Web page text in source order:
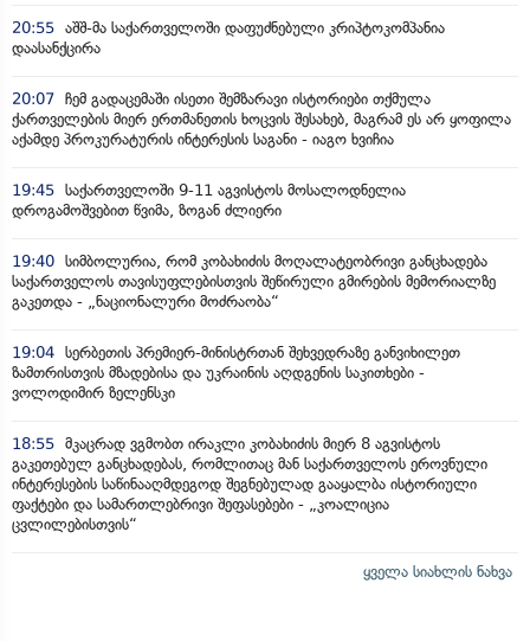
20:55 აშშ-მა საქართველოში დაფუძნებული კრიპტოკომპანია
დაასანქცირა
20:07 ჩემ გადაცემაში ისეთი შემზარავი ისტორიები თქმულა
ქართველების მიერ ერთმანეთის ხოცვის შესახებ, მაგრამ ეს არ ყოფილა
აქამდე პროკურატურის ინტერესის საგანი - იაგო ხვიჩია
19:45 საქართველოში 9-11 აგვისტოს მოსალოდნელია
დროგამოშვებით წვიმა, ზოგან ძლიერი
19:40 სიმბოლურია, რომ კობახიძის მოღალატეობრივი განცხადება
საქართველოს თავისუფლებისთვის შეწირული გმირების მემორიალზე
გაკეთდა - „ნაციონალური მოძრაობა“
19:04 სერბეთის პრემიერ-მინისტრთან შეხვედრაზე განვიხილეთ
ზამთრისთვის მზადებისა და უკრაინის აღდგენის საკითხები -
ვოლოდიმირ ზელენსკი
18:55 მკაცრად ვგმობთ ირაკლი კობახიძის მიერ 8 აგვისტოს
გაკეთებულ განცხადებას, რომლითაც მან საქართველოს ეროვნული
ინტერესების საწინააღმდეგოდ შეგნებულად გააყალბა ისტორიული
ფაქტები და სამართლებრივი შეფასებები - „კოალიცია
ცვლილებისთვის“
ყველა სიახლის ნახვა